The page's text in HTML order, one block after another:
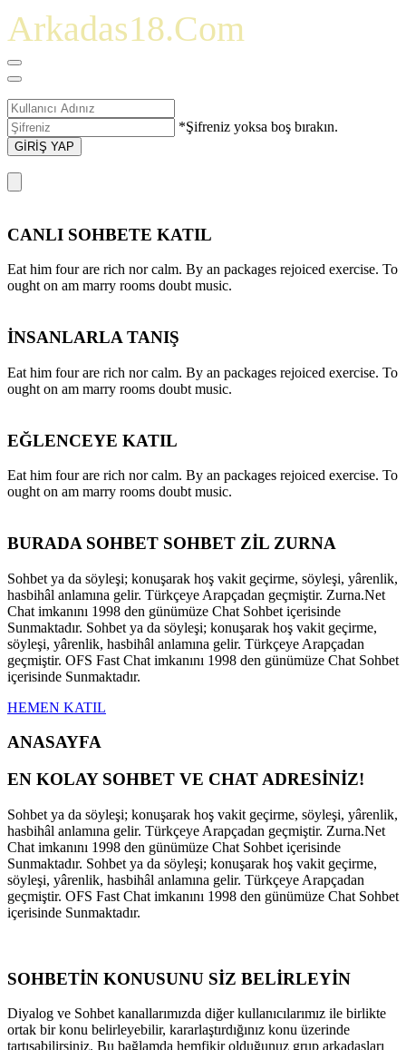
Arkadas18.Com
*Şifreniz yoksa boş bırakın.
GİRİŞ YAP
CANLI SOHBETE KATIL
Eat him four are rich nor calm. By an packages rejoiced exercise. To
ought on am marry rooms doubt music.
İNSANLARLA TANIŞ
Eat him four are rich nor calm. By an packages rejoiced exercise. To
ought on am marry rooms doubt music.
EĞLENCEYE KATIL
Eat him four are rich nor calm. By an packages rejoiced exercise. To
ought on am marry rooms doubt music.
BURADA SOHBET SOHBET ZİL ZURNA
Sohbet ya da söyleşi; konuşarak hoş vakit geçirme, söyleşi, yârenlik,
hasbihâl anlamına gelir. Türkçeye Arapçadan geçmiştir. Zurna.Net
Chat imkanını 1998 den günümüze Chat Sohbet içerisinde
Sunmaktadır. Sohbet ya da söyleşi; konuşarak hoş vakit geçirme,
söyleşi, yârenlik, hasbihâl anlamına gelir. Türkçeye Arapçadan
geçmiştir. OFS Fast Chat imkanını 1998 den günümüze Chat Sohbet
içerisinde Sunmaktadır.
HEMEN KATIL
ANASAYFA
EN KOLAY SOHBET VE CHAT ADRESİNİZ!
Sohbet ya da söyleşi; konuşarak hoş vakit geçirme, söyleşi, yârenlik,
hasbihâl anlamına gelir. Türkçeye Arapçadan geçmiştir. Zurna.Net
Chat imkanını 1998 den günümüze Chat Sohbet içerisinde
Sunmaktadır. Sohbet ya da söyleşi; konuşarak hoş vakit geçirme,
söyleşi, yârenlik, hasbihâl anlamına gelir. Türkçeye Arapçadan
geçmiştir. OFS Fast Chat imkanını 1998 den günümüze Chat Sohbet
içerisinde Sunmaktadır.
SOHBETİN KONUSUNU SİZ BELİRLEYİN
Diyalog ve Sohbet kanallarımızda diğer kullanıcılarımız ile birlikte
ortak bir konu belirleyebilir, kararlaştırdığınız konu üzerinde
tartışabilirsiniz. Bu bağlamda hemfikir olduğunuz grup arkadaşları